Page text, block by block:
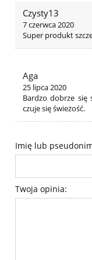
Czysty13
7 czerwca 2020
Super produkt
Aga
25 lipca 2020
Bardzo dobrze się
czuje się świeżość.
Imię lub
Twoja opinia: